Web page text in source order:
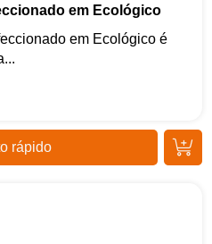
em Ecológico
em Ecológico é
rápido